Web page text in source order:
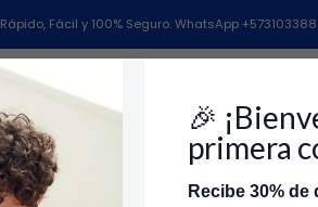
🎉
primera
Recibe 30%
Rápido, Fácil y 100% Seguro. WhatsAppInicio